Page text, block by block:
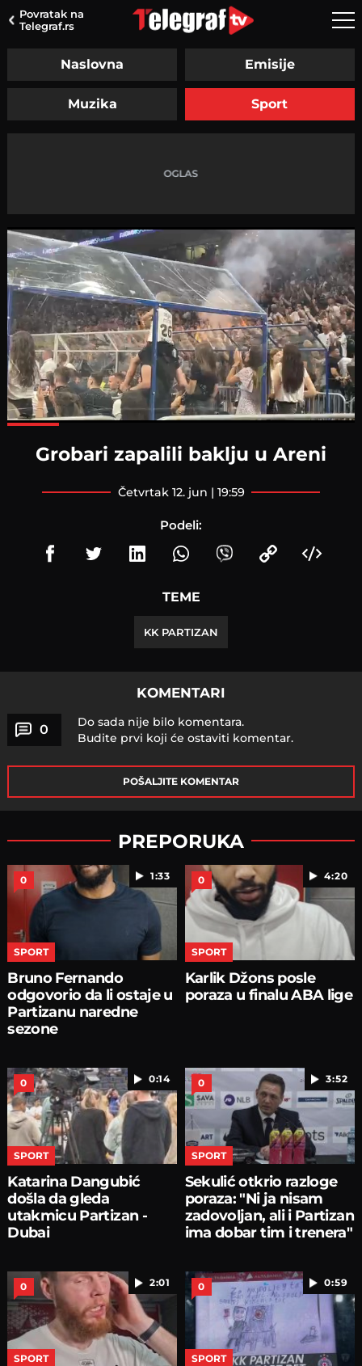
Povratak na
Telegraf.rs
Naslovna Emisije
Muzika Sport
Grobari zapalili baklju u Areni
četvrtak 12. jun | 19:59
Podeli:
TEME
KK PARTIZAN
KOMENTARI
0
Do sada nije bilo komentara.
Budite prvi koji će ostaviti komentar.
POŠALJITE KOMENTAR
PREPORUKA
1:33
0
SPORT
Bruno Fernando
odgovorio da li ostaje u
Partizanu naredne
sezone
4:20
0
SPORT
Karlik Džons posle
poraza u finalu ABA lige
0:14
0
SPORT
Katarina Dangubić
došla da gleda
utakmicu Partizan -
Dubai
3:52
0
SPORT
Sekulić otkrio razloge
poraza: "Ni ja nisam
zadovoljan, ali i Partizan
ima dobar tim i trenera"
2:01
0
SPORT
0:59
0
SPORT